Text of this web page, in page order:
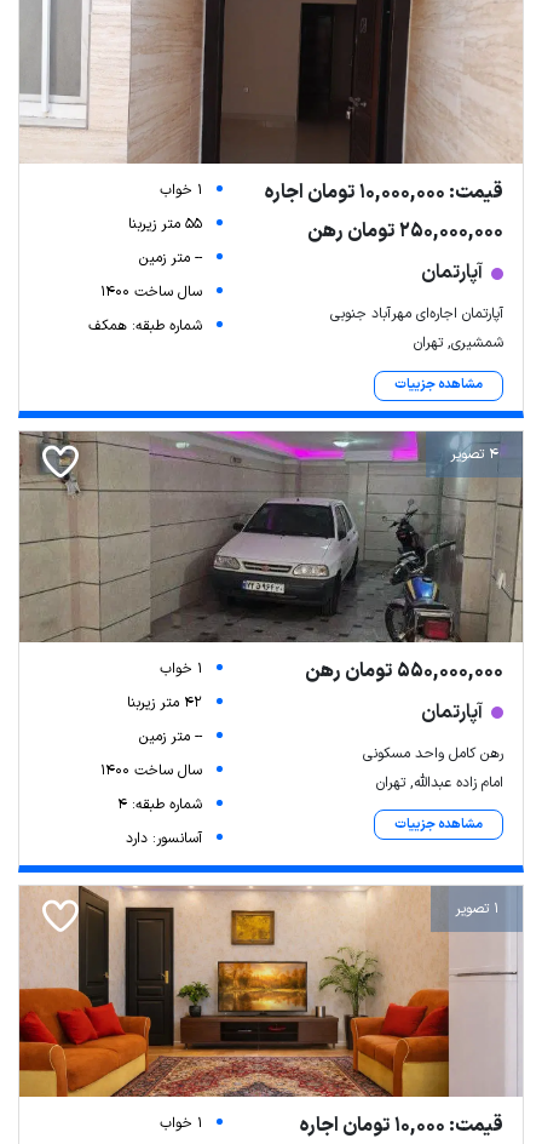
Leaflet| Map data ©ariamarz.com
قیمت: 10,000,000 تومان اجاره
250,000,000 تومان رهن
آپارتمان
آپارتمان اجاره‌ای مهرآباد جنوبی
شمشیری, تهران
مشاهده جزییات
1 خواب
55 متر زیربنا
-- متر زمین
سال ساخت 1400
شماره طبقه: همکف
4 تصویر
550,000,000 تومان رهن
آپارتمان
رهن کامل واحد مسکونی
امام زاده عبدالله, تهران
مشاهده جزییات
1 خواب
42 متر زیربنا
-- متر زمین
سال ساخت 1400
شماره طبقه: 4
آسانسور: دارد
1 تصویر
قیمت: 10,000 تومان اجاره
1 خواب